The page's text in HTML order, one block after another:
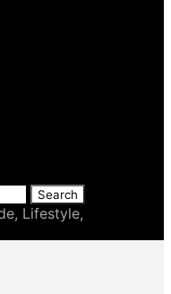
Lifestyle,